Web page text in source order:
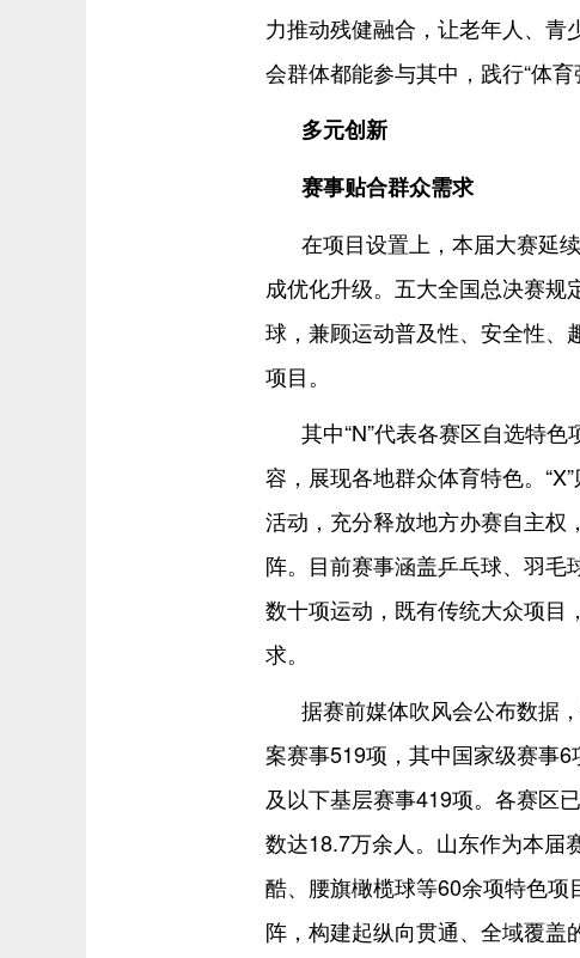
力推动残健融合，让老年人、青
会群体都能参与其中，践行“体
多元创新
赛事贴合群众需求
在项目设置上，本届大赛延
成优化升级。五大全国总决赛
球，兼顾运动普及性、安全性、
项目。
其中“N”代表各赛区自选特
容，展现各地群众体育特色。
活动，充分释放地方办赛自主权
阵。目前赛事涵盖乒乓球、羽
数十项运动，既有传统大众项目
求。
据赛前媒体吹风会公布数据
案赛事519项，其中国家级赛事
及以下基层赛事419项。各赛区
数达18.7万余人。山东作为本届
酷、腰旗橄榄球等60余项特色
阵，构建起纵向贯通、全域覆盖